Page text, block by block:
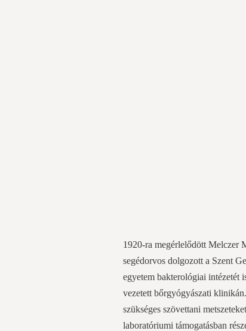
1920-ra megérlelődött Melczer
segédorvos dolgozott a Szent
egyetem bakterológiai intézetét
vezetett bőrgyógyászati
szükséges szövettani
laboratóriumi támogatásban